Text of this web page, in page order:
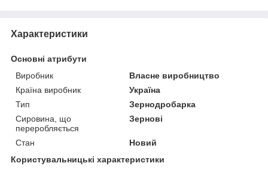
Характеристики
Основні атрибути
Виробник
Власне виробництво
Країна виробник
Україна
Тип
Зернодробарка
Сировина, що
переробляється
Зернові
Стан
Новий
Користувальницькі характеристики